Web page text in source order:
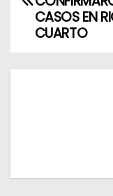
e
i
CASOS EN
CUARTO